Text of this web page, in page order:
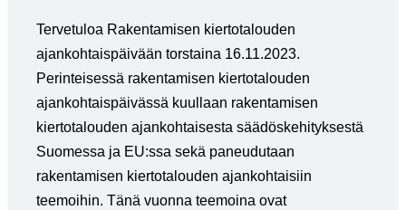
Tervetuloa Rakentamisen kiertotalouden
ajankohtaispäivään torstaina 16.11.2023.
Perinteisessä rakentamisen kiertotalouden
ajankohtaispäivässä kuullaan rakentamisen
kiertotalouden ajankohtaisesta säädöskehityksestä
Suomessa ja EU:ssa sekä paneudutaan
rakentamisen kiertotalouden ajankohtaisiin
teemoihin. Tänä vuonna teemoina ovat